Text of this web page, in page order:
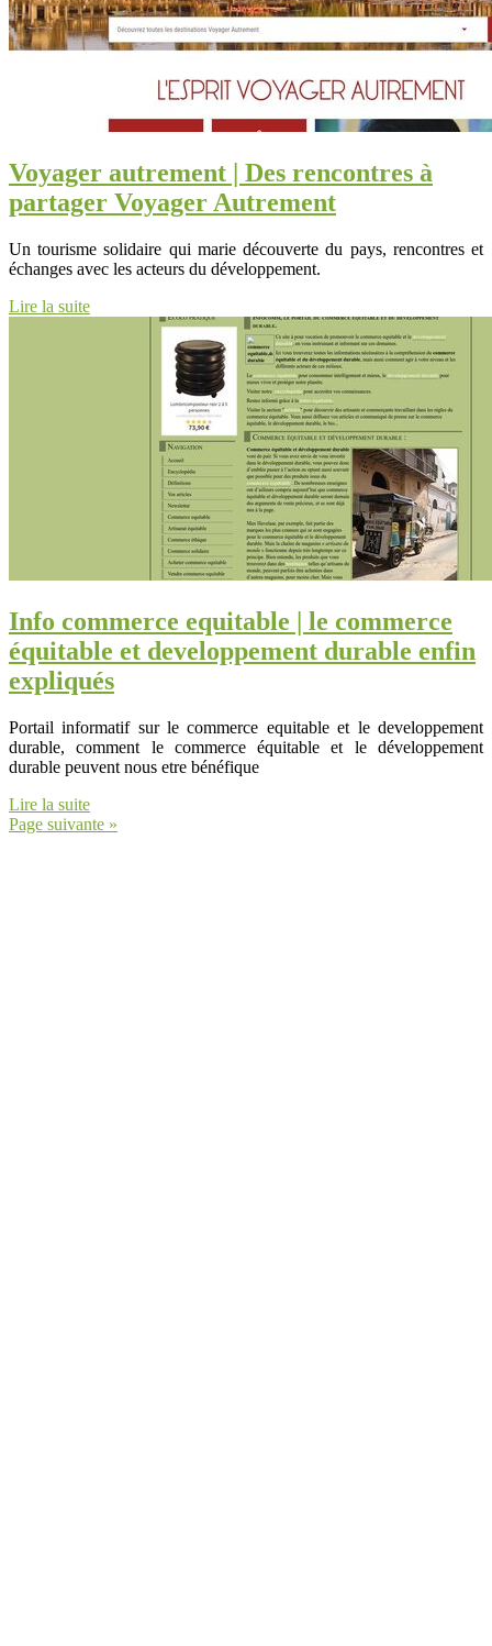
Voyager autrement | Des rencontres à
partager Voyager Autrement
Un tourisme solidaire qui marie découverte du pays, rencontres et
échanges avec les acteurs du développement.
Lire la suite
Info commerce equitable | le commerce
équitable et develop­pe­ment durable enfin
expliqués
Portail informatif sur le commerce equitable et le developpement
durable, comment le commerce équitable et le développement
durable peuvent nous etre bénéfique
Lire la suite
Page suivante »